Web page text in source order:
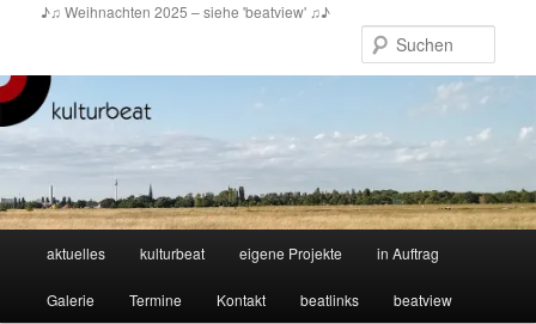
springen
♪♫ Weihnachten 2025 – siehe 'beatview' ♫♪
aktuelles kulturbeat eigene Projekte in Auftrag
Galerie Termine Kontakt beatlinks beatview